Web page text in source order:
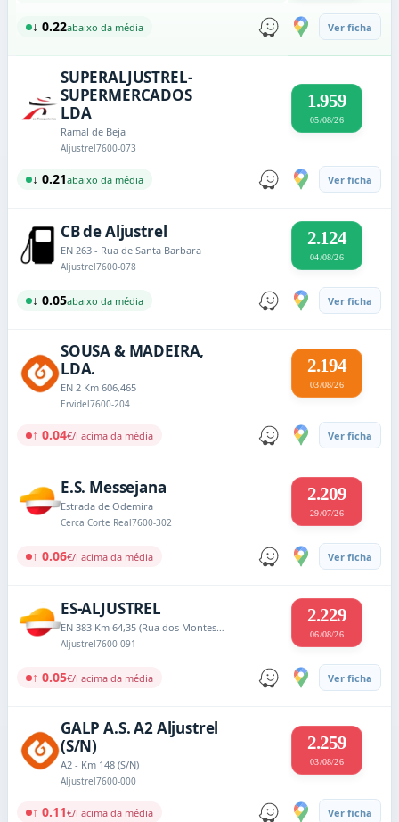
↓ 0.22abaixo da média Ver ficha
SUPERALJUSTREL-
SUPERMERCADOS
LDA
Ramal de Beja
Aljustrel7600-073
1.959
05/08/26
↓ 0.21abaixo da média Ver ficha
CB de Aljustrel
EN 263 - Rua de Santa Barbara
Aljustrel7600-078
2.124
04/08/26
↓ 0.05abaixo da média Ver ficha
SOUSA & MADEIRA,
LDA.
EN 2 Km 606,465
Ervidel7600-204
2.194
03/08/26
↑ 0.04€/l acima da média Ver ficha
E.S. Messejana
Estrada de Odemira
Cerca Corte Real7600-302
2.209
29/07/26
↑ 0.06€/l acima da média Ver ficha
ES-ALJUSTREL
EN 383 Km 64,35 (Rua dos Montes Velhos nº 16)
Aljustrel7600-091
2.229
06/08/26
↑ 0.05€/l acima da média Ver ficha
GALP A.S. A2 Aljustrel
(S/N)
A2 - Km 148 (S/N)
Aljustrel7600-000
2.259
03/08/26
↑ 0.11€/l acima da média Ver ficha